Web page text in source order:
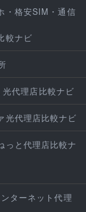
・格安SIM・通信
較ナビ
代理店比較ナビ
光代理店比較ナビ
っと代理店比較ナ
ターネット代理